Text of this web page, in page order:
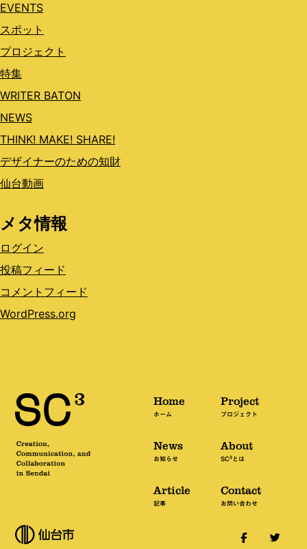
EVENTS
スポット
プロジェクト
特集
WRITER BATON
NEWS
THINK! MAKE! SHARE!
デザイナーのための知財
仙台動画
メタ情報
ログイン
投稿フィード
コメントフィード
WordPress.org
Home
ホーム
News
お知らせ
Article
記事
Project
プロジェクト
About
SC3とは
Contact
お問い合わせ